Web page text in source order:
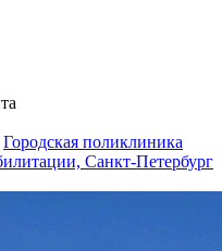
Городская поликлиника
Санкт-Петербург